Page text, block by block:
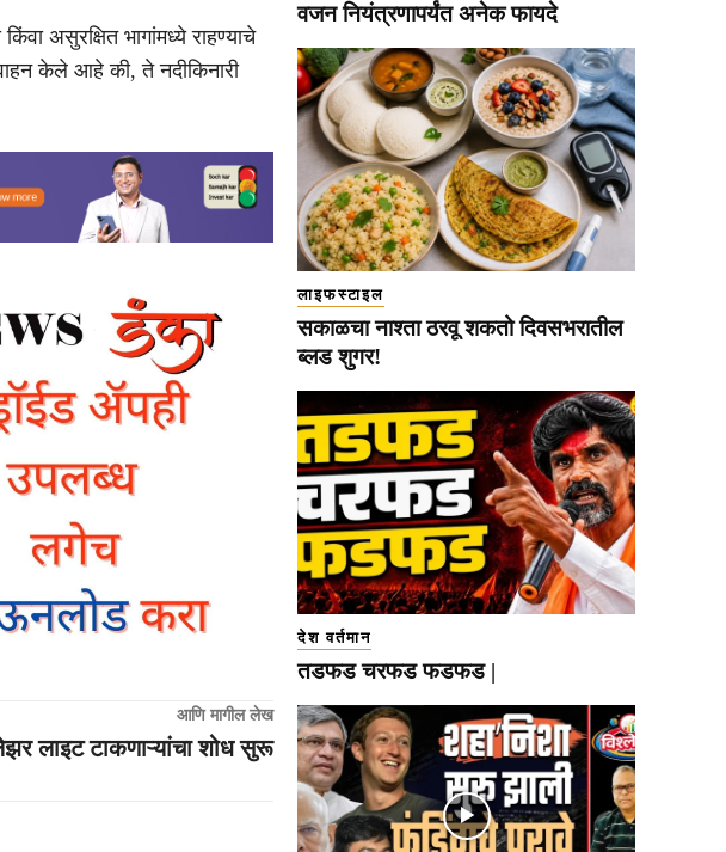
असुरक्षित भागांमध्ये राहण्याचे
केले आहे की, ते नदीकिनारी
आणि मागील लेख
लाइट टाकणाऱ्यांचा शोध सुरू
वजन नियंत्रणापर्यंत अनेक फायदे
लाइफस्टाइल
सकाळचा नाश्ता ठरवू शकतो दिवसभरातील
ब्लड शुगर!
देश वर्तमान
तडफड चरफड फडफड |